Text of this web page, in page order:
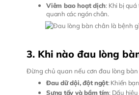
Viêm bao hoạt dịch: Khi bị
quanh các ngón chân.
3. Khi nào đau lòng
Đừng chủ quan nếu cơn đau lòng
Đau dữ dội, đột ngột: Khiến
Sưng tấy và bầm tím: Dấu